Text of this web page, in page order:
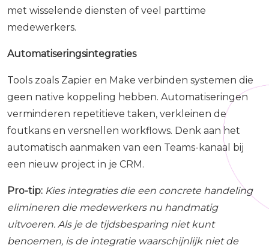
met wisselende diensten of veel parttime
medewerkers.
Automatiseringsintegraties
Tools zoals Zapier en Make verbinden systemen die
geen native koppeling hebben. Automatiseringen
verminderen repetitieve taken, verkleinen de
foutkans en versnellen workflows. Denk aan het
automatisch aanmaken van een Teams-kanaal bij
een nieuw project in je CRM.
Pro-tip: Kies integraties die een concrete handeling
elimineren die medewerkers nu handmatig
uitvoeren. Als je de tijdsbesparing niet kunt
benoemen, is de integratie waarschijnlijk niet de